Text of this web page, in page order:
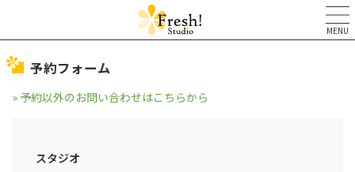
MENU
予約フォーム
» 予約以外のお問い合わせはこちらから
スタジオ